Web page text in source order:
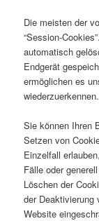
Die meisten der
“Session-
automatisch
Endgerät
ermöglichen es
wiederzuerkennen.
Sie können Ihren
Setzen von
Einzelfall
Fälle oder
Löschen der
der Deaktivierung
Website